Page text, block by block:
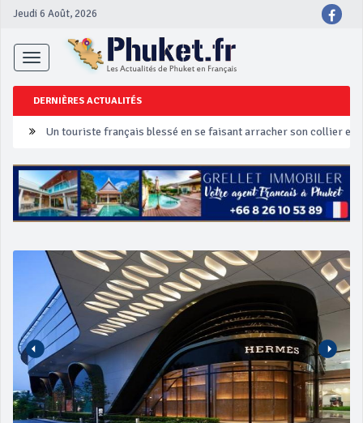
Jeudi 6 Août, 2026
Toggle
navigation
DERNIÈRES ACTUALITÉS
Un touriste français blessé en se faisant arracher son collier en
Phuket Peranakan Festival
‘Phuket Eye’ assurera la sécurité pendant Songkran
Campagne de sécurité routière ‘Seven Days of Danger’ de